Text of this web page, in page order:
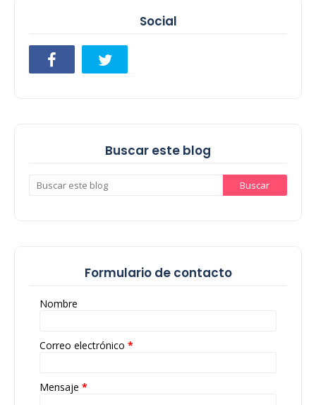
Social
Buscar este blog
Formulario de contacto
Nombre
Correo electrónico *
Mensaje *